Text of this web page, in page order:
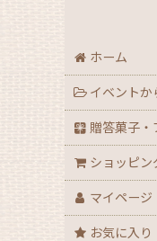
ホーム
イベントか
贈答菓子・
ショッピン
マイページ
お気に入り